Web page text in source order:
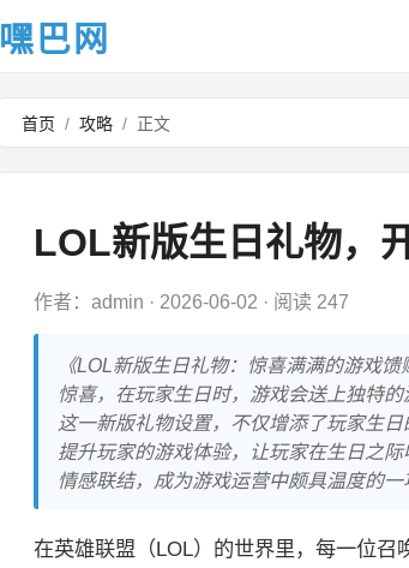
嘿巴网
首页 / 攻略 / 正文
LOL新版生日礼物，
作者：admin · 2026-06-02 · 阅读 247
《LOL新版生日礼物：惊喜满满的游戏
惊喜，在玩家生日时，游戏会送上独特
这一新版礼物设置，不仅增添了玩家生
提升玩家的游戏体验，让玩家在生日之
情感联结，成为游戏运营中颇具温度的一
在英雄联盟（LOL）的世界里，每一位